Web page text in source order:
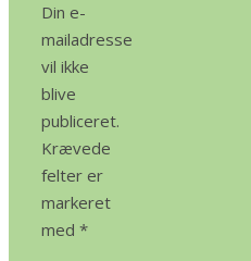
Din e-
mailadresse
vil ikke
blive
publiceret.
Krævede
felter er
markeret
med *